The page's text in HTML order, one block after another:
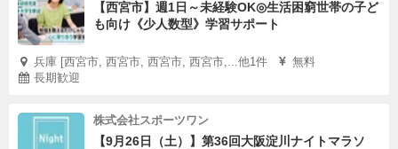
【西宮市】週1日～未経験OK◎生活困窮世帯の子ど
も向け《少人数型》学習サポート
兵庫 [西宮市, 西宮市, 西宮市, 西宮市,...他1件
無料
長期歓迎
株式会社スポーツワン
【9月26日（土）】第36回大阪淀川ナイトマラソ